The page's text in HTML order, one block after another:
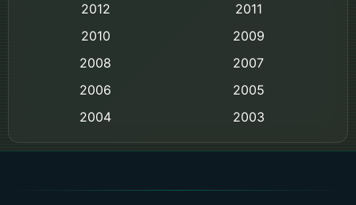
2012
2011
2010
2009
2008
2007
2006
2005
2004
2003
2002
2000